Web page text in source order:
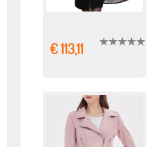
€ 113,11